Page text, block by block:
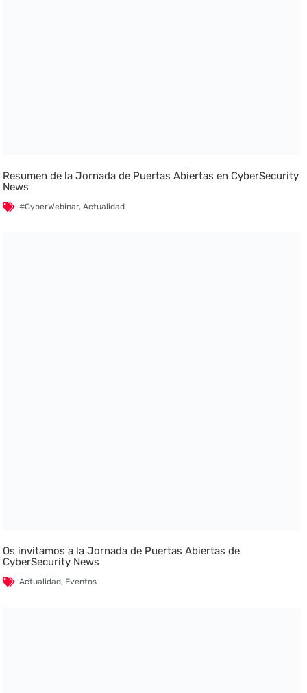
Resumen de la Jornada de Puertas Abiertas en CyberSecurity
News
#CyberWebinar,Actualidad
Os invitamos a la Jornada de Puertas Abiertas de
CyberSecurity News
Actualidad, Eventos